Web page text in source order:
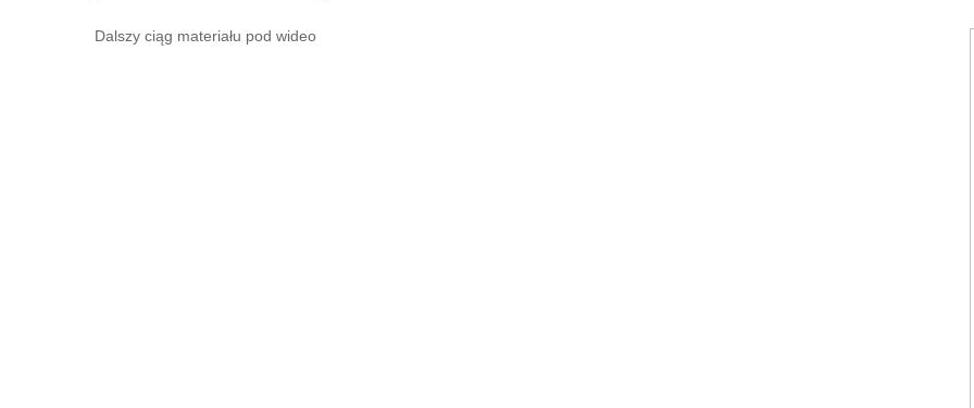
Dalszy ciąg materiału pod wideo